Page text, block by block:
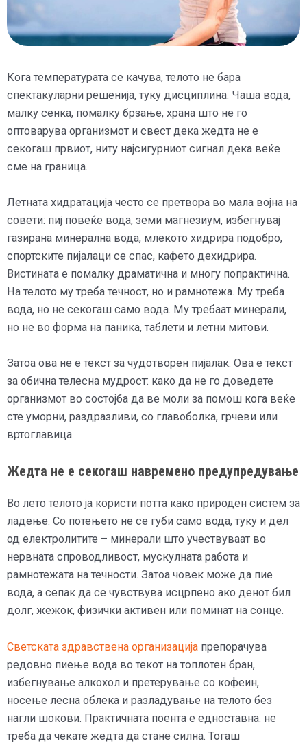
Кога температурата се качува, телото не бара
спектакуларни решенија, туку дисциплина. Чаша вода,
малку сенка, помалку брзање, храна што не го
оптоварува организмот и свест дека жедта не е
секогаш првиот, ниту најсигурниот сигнал дека веќе
сме на граница.
Летната хидратација често се претвора во мала војна на
совети: пиј повеќе вода, земи магнезиум, избегнувај
газирана минерална вода, млекото хидрира подобро,
спортските пијалаци се спас, кафето дехидрира.
Вистината е помалку драматична и многу попрактична.
На телото му треба течност, но и рамнотежа. Му треба
вода, но не секогаш само вода. Му требаат минерали,
но не во форма на паника, таблети и летни митови.
Затоа ова не е текст за чудотворен пијалак. Ова е текст
за обична телесна мудрост: како да не го доведете
организмот во состојба да ве моли за помош кога веќе
сте уморни, раздразливи, со главоболка, грчеви или
вртоглавица.
Жедта не е секогаш навремено предупредување
Во лето телото ја користи потта како природен систем за
ладење. Со потењето не се губи само вода, туку и дел
од електролитите – минерали што учествуваат во
нервната спроводливост, мускулната работа и
рамнотежата на течности. Затоа човек може да пие
вода, а сепак да се чувствува исцрпено ако денот бил
долг, жежок, физички активен или поминат на сонце.
Светската здравствена организација препорачува
редовно пиење вода во текот на топлотен бран,
избегнување алкохол и претерување со кофеин,
носење лесна облека и разладување на телото без
нагли шокови. Практичната поента е едноставна: не
треба да чекате жедта да стане силна. Тогаш